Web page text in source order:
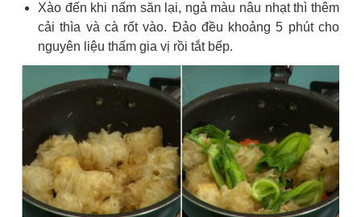
Xào đến khi nấm săn lại, ngả màu nâu nhạt thì thêm
cải thìa và cà rốt vào. Đảo đều khoảng 5 phút cho
nguyên liệu thấm gia vị rồi tắt bếp.